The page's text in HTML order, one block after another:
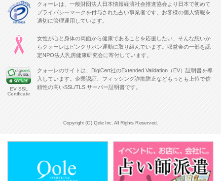
クォーレは、一般財団法人日本情報経済社会推進協会より日本で初めて
プライバシーマークを付与された占い事業者です。お客様の個人情報を
適切に管理運用しています。
女性が心と身体の両面から健康であることを応援したい、そんな想いか
らクォーレはピンクリボン運動に取り組んでいます。収益金の一部を認
定NPO法人乳房健康研究会に寄付しています。
EV SSL
Certificate
クォーレのサイトは、DigiCert社のExtended Validation（EV）証明書を導
入しています。企業認証、フィッシング詐欺防止などもっとも上位で信
頼性の高いSSL/TLS サーバー証明書です。
Copyright (C) Qole Inc. All Rights Reserved.